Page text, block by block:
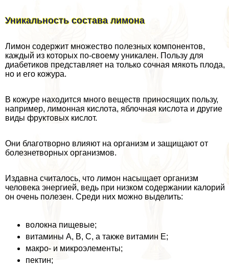
Уникальность состава лимона
Лимон содержит множество полезных компонентов,
каждый из которых по-своему уникален. Пользу для
диабетиков представляет на только сочная мякоть плода,
но и его кожура.
В кожуре находится много веществ приносящих пользу,
например, лимонная кислота, яблочная кислота и другие
виды фруктовых кислот.
Они благотворно влияют на организм и защищают от
болезнетворных организмов.
Издавна считалось, что лимон насыщает организм
человека энергией, ведь при низком содержании калорий
он очень полезен. Среди них можно выделить:
волокна пищевые;
витамины А, В, С, а также витамин Е;
макро- и микроэлементы;
пектин;